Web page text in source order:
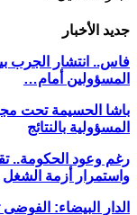
جديد الأخبار
فاس.. انتشار الجرب
المسؤولين أمام…
باشا الحسيمة تحت
المسؤولية بالنتائج
رغم وعود الحكومة..
واستمرار أزمة الشغل
الدار البيضاء: